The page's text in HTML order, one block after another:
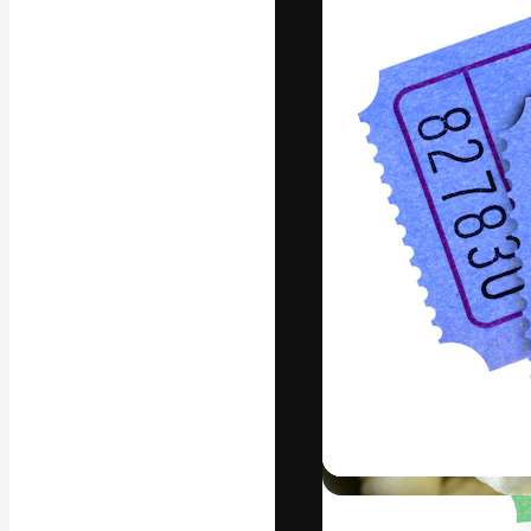
Platforma
najlepszych
subskrybentów
Polski
Copyright ©